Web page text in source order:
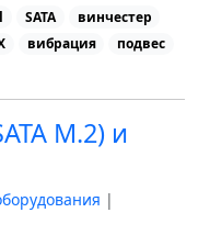
SATA
винчестер
вибрация
подвес
M.2) и
|